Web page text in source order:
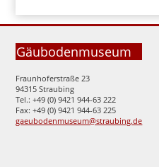
Gäubodenmuseum
Fraunhoferstraße 23
94315 Straubing
Tel.: +49 (0) 9421 944-63 222
Fax: +49 (0) 9421 944-63 225
gaeubodenmuseum@straubing.de